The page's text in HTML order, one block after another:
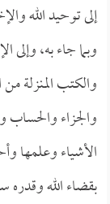
إلى توحيد الله
وبما جاء به، وإلى
والكتب المنزلة
والجزاء والحساب
الأشياء وعلمها
بقضاء الله وقدره